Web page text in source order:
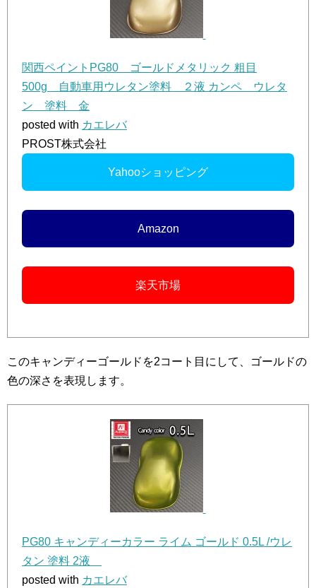
関西ペイントPG80 ゴールドメタリック 粗目
500g 自動車用ウレタン塗料 ２液 カンペ ウレタ
ン 塗料 金
posted with カエレバ
PROST株式会社
Yahooショッピング
Amazon
楽天市場
このキャンディーゴールドを2コート目にして、ゴールドの
色の深さを表現します。
PG80 キャンディーカラー ライム ゴールド 0.5L /ウレ
タン 塗料 2液
posted with カエレバ